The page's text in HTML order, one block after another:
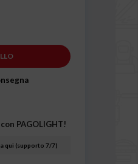
PAGOLIGHT!
qui (supporto 7/7)